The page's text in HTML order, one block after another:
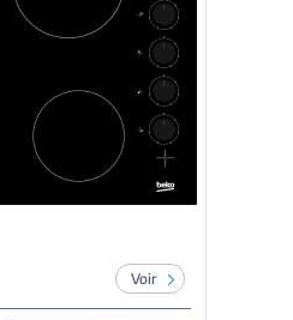
Voir